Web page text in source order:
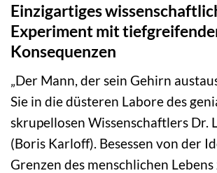
Einzigartiges
Experiment mit
Konsequenzen
„Der Mann, der sein Gehirn
Sie in die düsteren Labore des
skrupellosen Wissenschaftlers Dr.
(Boris Karloff). Besessen von der
Grenzen des menschlichen Lebens